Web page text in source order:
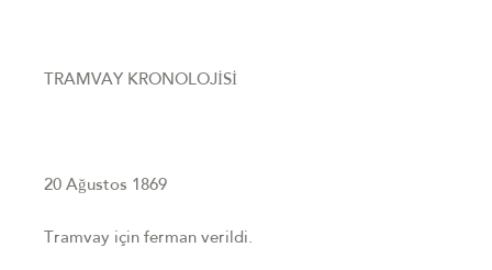
TRAMVAY KRONOLOJİSİ
20 Ağustos 1869
Tramvay için ferman verildi.